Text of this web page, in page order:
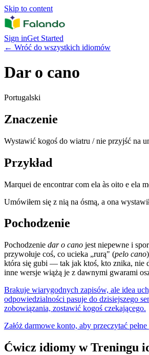
Skip to content
Sign inGet Started
← Wróć do wszystkich idiomów
Dar o cano
Portugalski
Znaczenie
Wystawić kogoś do wiatru / nie przyjść na
Przykład
Marquei de encontrar com ela às oito e ela
Umówiłem się z nią na ósmą, a ona
Pochodzenie
Pochodzenie dar o cano jest niepewne i
przywołuje coś, co ucieka „rurą" (pelo cano
która się gubi — tak jak ktoś, kto znika, nie
inne wersje wiążą je z dawnymi gwarami
Brakuje wiarygodnych zapisów, ale idea
odpowiedzialności pasuje do dzisiejszego
zobowiązania, zostawić kogoś czekającego.
Załóż darmowe konto, aby przeczytać
Ćwicz idiomy w Treningu